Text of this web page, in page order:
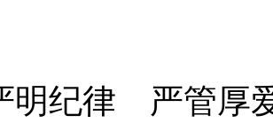
纪律 严管厚爱